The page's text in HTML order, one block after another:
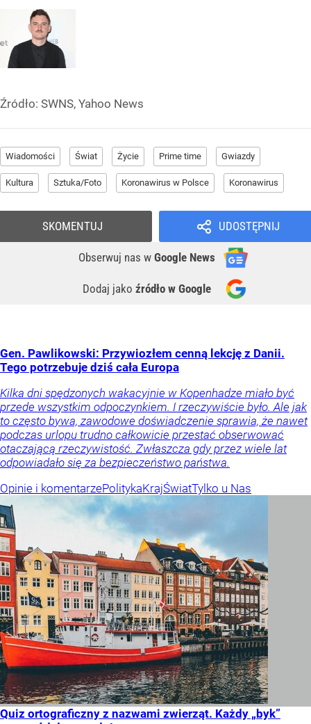
Źródło: SWNS, Yahoo News
Wiadomości Świat Życie Prime time Gwiazdy
Kultura Sztuka/Foto Koronawirus w Polsce Koronawirus
UDOSTĘPNIJ
Obserwuj nas w Google News
Dodaj jako źródło w Google
SKOMENTUJ
Gen. Pawlikowski: Przywiozłem cenną lekcję z Danii.
Tego potrzebuje dziś cała Europa
Kilka dni spędzonych wakacyjnie w Kopenhadze miało być
przede wszystkim odpoczynkiem. I rzeczywiście było. Ale jak
to często bywa, zawodowe doświadczenie sprawia, że nawet
podczas urlopu trudno całkowicie przestać obserwować
otaczającą rzeczywistość. Zwłaszcza gdy przez wiele lat
odpowiadało się za bezpieczeństwo państwa.
Opinie i komentarzePolitykaKrajŚwiatTylko u Nas
Quiz ortograficzny z nazwami zwierząt. Każdy „byk”